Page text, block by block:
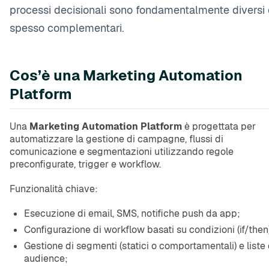
processi decisionali sono fondamentalmente diversi
spesso complementari.
Cos’è una Marketing Automation
Platform
Una Marketing Automation Platformè progettata per
automatizzare la gestione di campagne, flussi di
comunicazione e segmentazioni utilizzando regole
preconfigurate, trigger e workflow.
Funzionalità chiave:
Esecuzione di email, SMS, notifiche push da app;
Configurazione di workflow basati su condizioni (if/
Gestione di segmenti (statici o comportamentali) e liste
audience;